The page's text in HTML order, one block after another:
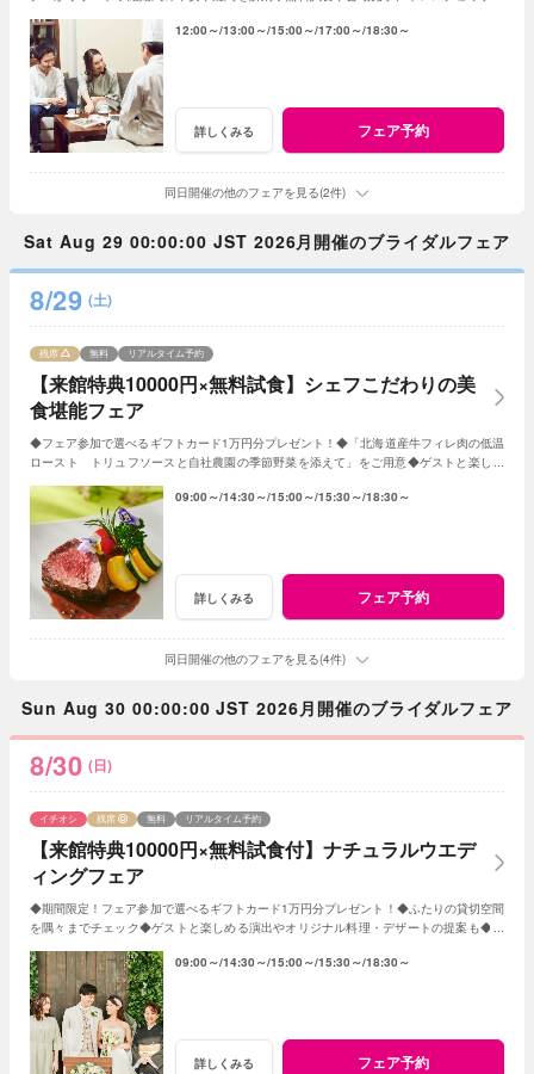
12:00～ 13:00～ 15:00～ 17:00～ 18:30～
詳しくみる フェア予約
同日開催の他のフェアを見る(2件)
Sat Aug 29 00:00:00 JST 2026月開催のブライダルフェア
8/29 (土)
【来館特典10000円×無料試食】シェフこだわりの美
食堪能フェア
残席 無料 リアルタイム予約
◆フェア参加で選べるギフトカード1万円分プレゼント！◆「北海道産牛フィレ肉の低温
ロースト トリュフソースと自社農園の季節野菜を添えて」をご用意◆ゲストと楽しめ
09:00～ 14:30～ 15:00～ 15:30～ 18:30～
詳しくみる フェア予約
同日開催の他のフェアを見る(4件)
Sun Aug 30 00:00:00 JST 2026月開催のブライダルフェア
8/30 (日)
【来館特典10000円×無料試食付】ナチュラルウエデ
ィングフェア
イチオシ 残席 無料 リアルタイム予約
◆期間限定！フェア参加で選べるギフトカード1万円分プレゼント！◆ふたりの貸切空間
を隅々までチェック◆ゲストと楽しめる演出やオリジナル料理・デザートの提案も◆セ
09:00～ 14:30～ 15:00～ 15:30～ 18:30～
詳しくみる フェア予約